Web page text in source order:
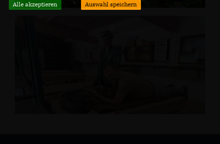
Alle akzeptieren Auswahl speichern